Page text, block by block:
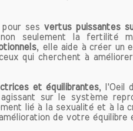
adaptée aux bijoux et
la prise
vitalité et de
ou de démotivation,
Cette pierre est
ses vertus puissantes
seulement la fertilité
, elle aide à créer un
qui cherchent à
et équilibrantes, l'Oeil
sur le système
lié à la sexualité et à la
de votre équilibre